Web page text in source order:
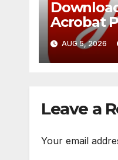
Acrobat
Terbaru
AUG 5, 2026
Leave a
Your email